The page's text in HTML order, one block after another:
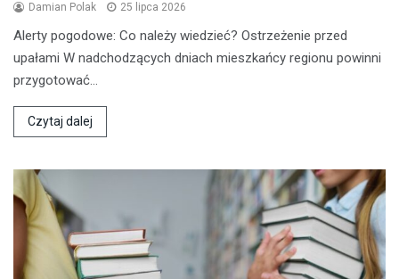
Damian Polak 25 lipca 2026
Alerty pogodowe: Co należy wiedzieć? Ostrzeżenie przed
upałami W nadchodzących dniach mieszkańcy regionu powinni
przygotować…
Czytaj dalej